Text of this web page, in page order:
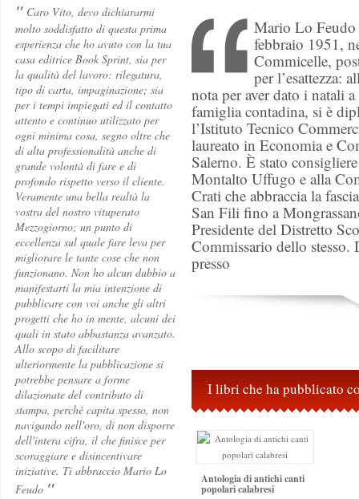
" Caro Vito, devo dichiararmi
molto soddisfatto di questa prima
esperienza che ho avuto con la tua
casa editrice Book Sprint, sia per
la qualità del lavoro: rilegatura,
tipo di carta, impaginazione; sia
per i tempi impiegati ed il contatto
attento e continuo utilizzato per
ogni minima cosa, segno oltre che
di alta professionalità anche di
grande volontà di fare e di
profondo rispetto verso il cliente.
Veramente una bella realtà la
vostra del nostro vituperato
Mezzogiorno; un punto di
eccellenza sul quale fare leva per
migliorare le tante cose che non
funzionano. Non ho alcun dubbio a
manifestarti la mia intenzione di
pubblicare con voi anche gli altri
progetti che ho in mente, alcuni dei
quali in stato abbastanza avanzato.
Allo scopo di facilitare
ulteriormente la pubblicazione si
potrebbe pensare a forme
dilazionate del contributo di
stampa, perchè capita spesso, non
navigando nell'oro, di non disporre
dell'intera cifra, il che finisce per
scoraggiare e disincentivare
iniziative. Ti abbraccio Mario Lo
Feudo "
Mario Lo
febbraio 1951,
Commicelle,
per l’esattezza:
nota per aver dato i natali
famiglia contadina, si è
l’Istituto Tecnico
laureato in Economia e
Salerno. È stato
Montalto Uffugo e alla
Crati che abbraccia la
San Fili fino a
Presidente del Distretto
Commissario dello stesso.
presso
I libri che ha pubblicato
Antologia di antichi canti
popolari calabresi